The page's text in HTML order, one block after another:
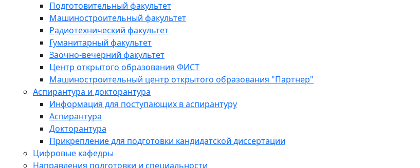
Подготовительный факультет
Машиностроительный факультет
Радиотехнический факультет
Гуманитарный факультет
Заочно-вечерний факультет
Центр открытого образования ФИСТ
Машиностроительный центр открытого образования "Партнер"
Аспирантура и докторантура
Информация для поступающих в аспирантуру
Аспирантура
Докторантура
Прикрепление для подготовки кандидатской диссертации
Цифровые кафедры
Направления подготовки и специальности